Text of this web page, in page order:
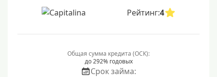
Рейтинг:4
Общая сумма кредита (ОСК):
до 292% годовых
Срок займа: